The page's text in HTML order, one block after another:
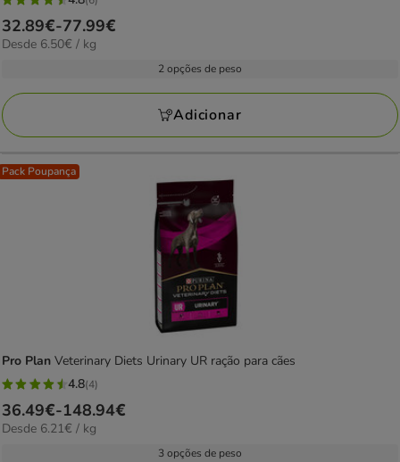
4.8
estrelas
com
avaliações
Preço
de
77.99€
32.89€-77.99€
6.50€
Desde 6.50€ / kg
2 opções de peso
Adicionar
Pack Poupança
Pro Plan Veterinary Diets Urinary UR ração para cães
4.8
estrelas
com
4.8(4)
Preço
de
36.49€-148.94€
6.21€
Desde 6.21€ / kg
3 opções de peso